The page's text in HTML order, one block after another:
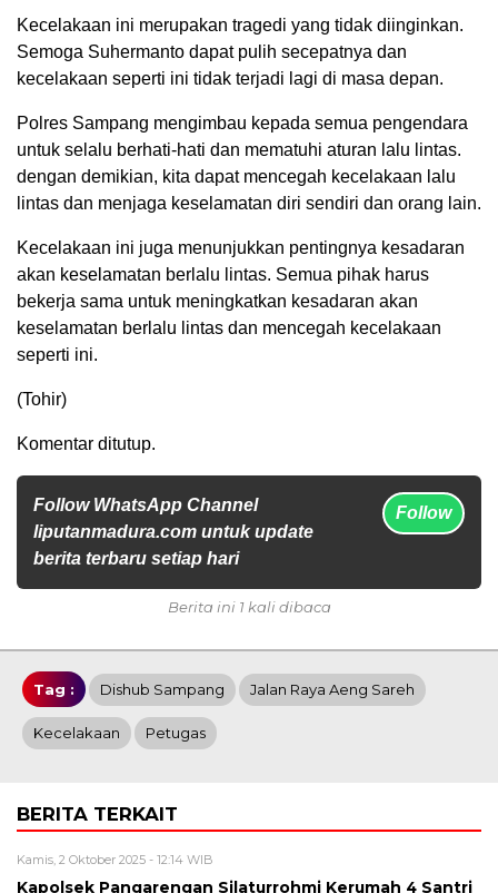
Kecelakaan ini merupakan tragedi yang tidak diinginkan.
Semoga Suhermanto dapat pulih secepatnya dan
kecelakaan seperti ini tidak terjadi lagi di masa depan.
Polres Sampang mengimbau kepada semua pengendara
untuk selalu berhati-hati dan mematuhi aturan lalu lintas.
dengan demikian, kita dapat mencegah kecelakaan lalu
lintas dan menjaga keselamatan diri sendiri dan orang lain.
Kecelakaan ini juga menunjukkan pentingnya kesadaran
akan keselamatan berlalu lintas. Semua pihak harus
bekerja sama untuk meningkatkan kesadaran akan
keselamatan berlalu lintas dan mencegah kecelakaan
seperti ini.
(Tohir)
Komentar ditutup.
Follow WhatsApp Channel
liputanmadura.com untuk update
berita terbaru setiap hari
Follow
Berita ini 1 kali dibaca
Tag : Dishub Sampang Jalan Raya Aeng Sareh
Kecelakaan Petugas
BERITA TERKAIT
Kamis, 2 Oktober 2025 - 12:14 WIB
Kapolsek Pangarengan Silaturrohmi Kerumah 4 Santri